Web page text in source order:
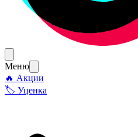
Меню
🔥 Акции
🏷 Уценка